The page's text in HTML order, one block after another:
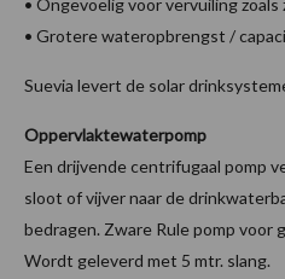
• Grotere wateropbrengst /
Suevia levert de solar
Oppervlaktewaterpomp
Een drijvende centrifugaal pomp
sloot of vijver naar de
bedragen. Zware Rule pomp voor
Wordt geleverd met 5 mtr. slang.